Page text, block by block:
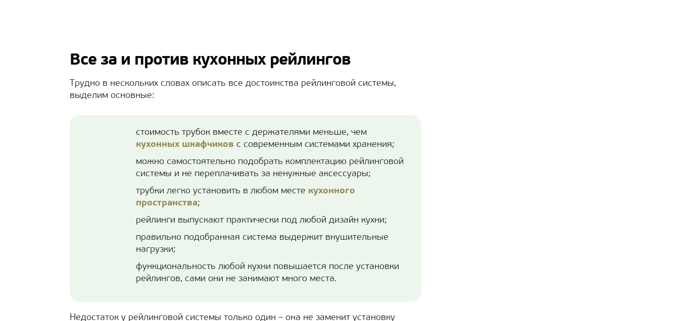
Все за и против кухонных рейлингов
Трудно в нескольких словах описать все достоинства рейлинговой системы,
выделим основные:
стоимость трубок вместе с держателями меньше, чем
кухонных шкафчиков с современным системами хранения;
можно самостоятельно подобрать комплектацию рейлинговой
системы и не переплачивать за ненужные аксессуары;
трубки легко установить в любом месте кухонного
пространства;
рейлинги выпускают практически под любой дизайн кухни;
правильно подобранная система выдержит внушительные
нагрузки;
функциональность любой кухни повышается после установки
рейлингов, сами они не занимают много места.
Недостаток у рейлинговой системы только один – она не заменит установку